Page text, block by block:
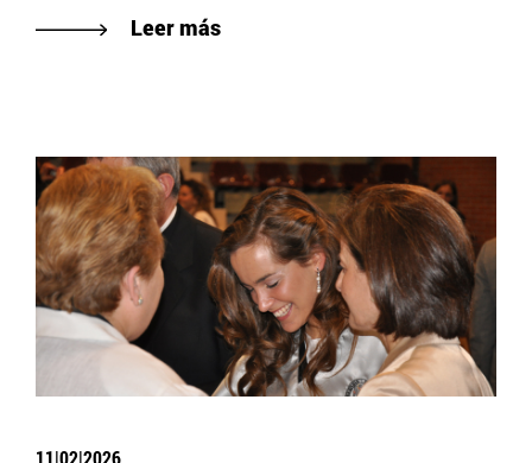
Leer más
11|02|2026